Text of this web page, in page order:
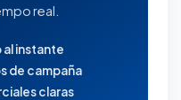
real.
al instante
de campaña
claras